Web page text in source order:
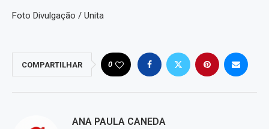
Foto Divulgação / Unita
COMPARTILHAR 0
ANA PAULA CANEDA